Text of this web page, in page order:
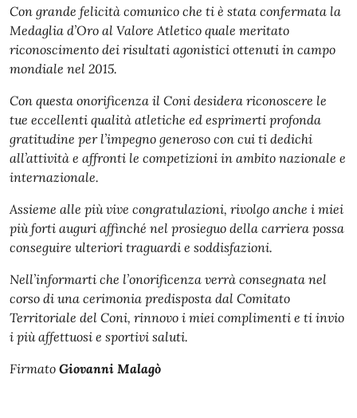
Con grande felicità comunico che ti è stata confermata la
Medaglia d’Oro al Valore Atletico quale meritato
riconoscimento dei risultati agonistici ottenuti in campo
mondiale nel 2015.
Con questa onorificenza il Coni desidera riconoscere le
tue eccellenti qualità atletiche ed esprimerti profonda
gratitudine per l’impegno generoso con cui ti dedichi
all’attività e affronti le competizioni in ambito nazionale e
internazionale.
Assieme alle più vive congratulazioni, rivolgo anche i miei
più forti auguri affinché nel prosieguo della carriera possa
conseguire ulteriori traguardi e soddisfazioni.
Nell’informarti che l’onorificenza verrà consegnata nel
corso di una cerimonia predisposta dal Comitato
Territoriale del Coni, rinnovo i miei complimenti e ti invio
i più affettuosi e sportivi saluti.
Firmato Giovanni Malagò